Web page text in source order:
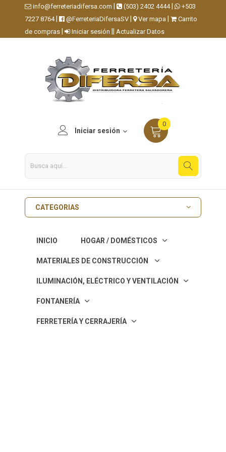
info@ferreteriadifersa.com (503) 2402 4444|
+503
7227 8764| @FerreteriaDifersaSV Ver mapa
Carrito
de compras
Iniciar sesión Actualizar Datos
Iniciar sesión
0
CATEGORIAS
INICIO HOGAR / DOMÉSTICOS
MATERIALES DE CONSTRUCCIÓN
ILUMINACIÓN, ELÉCTRICO Y VENTILACIÓN
FONTANERÍA
FERRETERÍ­A Y CERRAJERÍA